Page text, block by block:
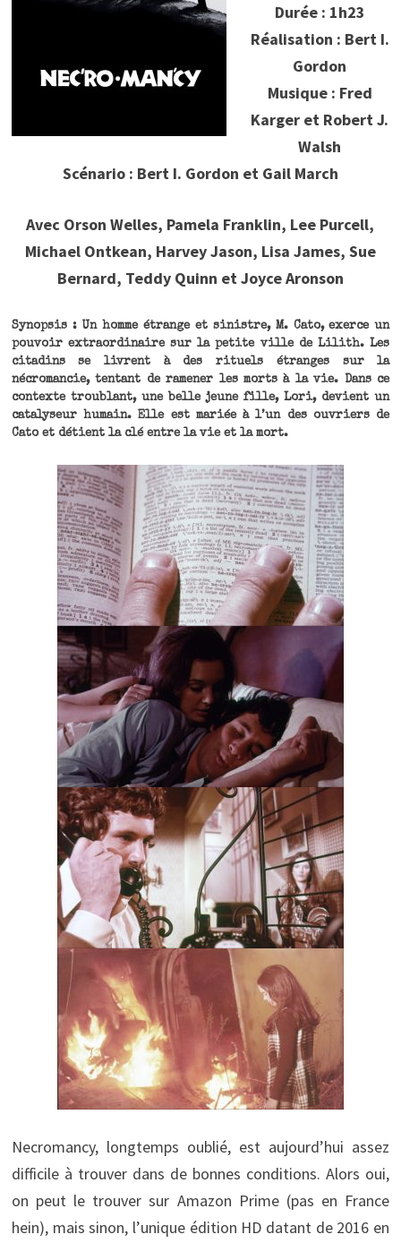
Durée : 1h23
Réalisation : Bert I.
Gordon
Musique : Fred
Karger et Robert J.
Walsh
Scénario : Bert I. Gordon et Gail March
Avec Orson Welles, Pamela Franklin, Lee Purcell,
Michael Ontkean, Harvey Jason, Lisa James, Sue
Bernard, Teddy Quinn et Joyce Aronson
Synopsis : Un homme étrange et sinistre, M. Cato, exerce un
pouvoir extraordinaire sur la petite ville de Lilith. Les
citadins se livrent à des rituels étranges sur la
nécromancie, tentant de ramener les morts à la vie. Dans ce
contexte troublant, une belle jeune fille, Lori, devient un
catalyseur humain. Elle est mariée à l’un des ouvriers de
Cato et détient la clé entre la vie et la mort.
Necromancy, longtemps oublié, est aujourd’hui assez
difficile à trouver dans de bonnes conditions. Alors oui,
on peut le trouver sur Amazon Prime (pas en France
hein), mais sinon, l’unique édition HD datant de 2016 en